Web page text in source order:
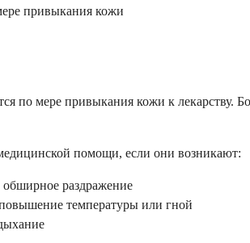
привыкания кожи
мере привыкания кожи к лекарству.
помощи, если они возникают:
раздражение
температуры или гной